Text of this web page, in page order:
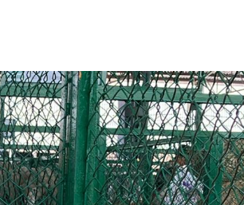
Estado Policiaca
a sus seres queridos;
casa
3 de agosto de 2026 Redacción